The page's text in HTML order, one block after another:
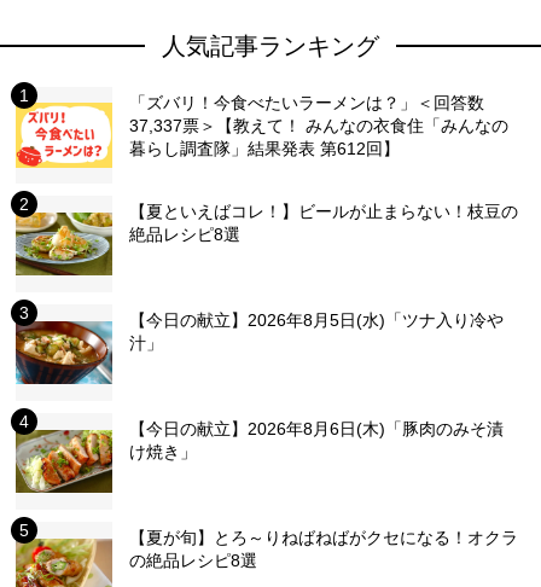
人気記事ランキング
「ズバリ！今食べたいラーメンは？」＜回答数
37,337票＞【教えて！ みんなの衣食住「みんなの
暮らし調査隊」結果発表 第612回】
【夏といえばコレ！】ビールが止まらない！枝豆の
絶品レシピ8選
【今日の献立】2026年8月5日(水)「ツナ入り冷や
汁」
【今日の献立】2026年8月6日(木)「豚肉のみそ漬
け焼き」
【夏が旬】とろ～りねばねばがクセになる！オクラ
の絶品レシピ8選